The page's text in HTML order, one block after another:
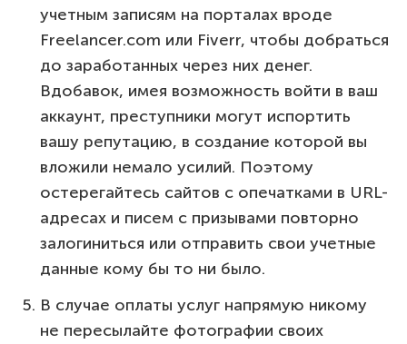
учетным записям на порталах вроде
Freelancer.com или Fiverr, чтобы добраться
до заработанных через них денег.
Вдобавок, имея возможность войти в ваш
аккаунт, преступники могут испортить
вашу репутацию, в создание которой вы
вложили немало усилий. Поэтому
остерегайтесь сайтов с опечатками в URL-
адресах и писем с призывами повторно
залогиниться или отправить свои учетные
данные кому бы то ни было.
В случае оплаты услуг напрямую никому
не пересылайте фотографии своих